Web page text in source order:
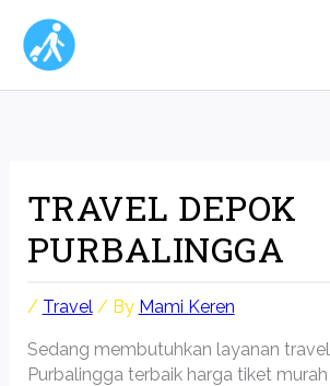
content
TRAVEL DEPOK
PURBALINGGA
/ Travel/ By Mami Keren
Sedang membutuhkan layanan
Purbalingga terbaik harga tiket